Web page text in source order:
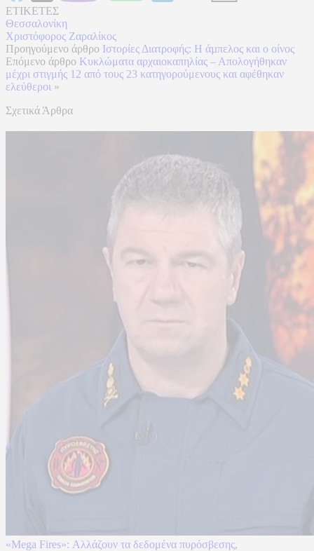
ΕΤΙΚΕΤΕΣ
Θεσσαλονίκη
Χριστόφορος Ζαραλίκος
Προηγούμενο άρθρο Ιστορίες Διατροφής: Η άµπελος και ο οίνος
Επόμενο άρθρο Κυκλώματα αρχαιοκαπηλίας – Απολογήθηκαν
μέχρι στιγμής 12 από τους 23 κατηγορούμενους και αφέθηκαν
ελεύθεροι »
Σχετικά Άρθρα
«Mega Fires»: Αλλάζουν τα δεδομένα πυρόσβεσης,